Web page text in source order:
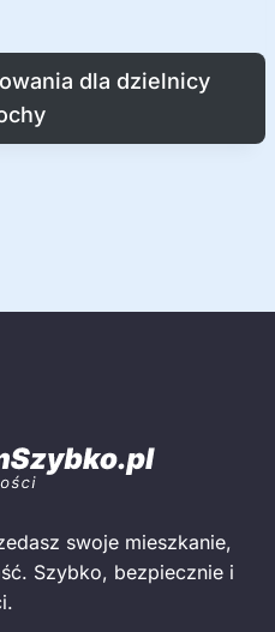
dla dzielnicy
swoje mieszkanie,
Szybko, bezpiecznie i